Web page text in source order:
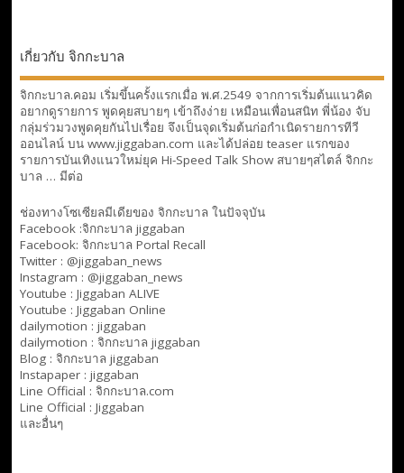
เกี่ยวกับ จิกกะบาล
จิกกะบาล.คอม เริ่มขึ้นครั้งแรกเมื่อ พ.ศ.2549 จากการเริ่มต้นแนวคิด
อยากดูรายการ พูดคุยสบายๆ เข้าถึงง่าย เหมือนเพื่อนสนิท พี่น้อง จับ
กลุ่มร่วมวงพูดคุยกันไปเรื่อย จึงเป็นจุดเริ่มต้นก่อกำเนิดรายการทีวี
ออนไลน์ บน www.jiggaban.com และได้ปล่อย teaser แรกของ
รายการบันเทิงแนวใหม่ยุค Hi-Speed Talk Show สบายๆสไตล์ จิกกะ
บาล … มีต่อ
ช่องทางโซเซียลมีเดียของ จิกกะบาล ในปัจจุบัน
Facebook :จิกกะบาล jiggaban
Facebook: จิกกะบาล Portal Recall
Twitter : @jiggaban_news
Instagram : @jiggaban_news
Youtube : Jiggaban ALIVE
Youtube : Jiggaban Online
dailymotion : jiggaban
dailymotion : จิกกะบาล jiggaban
Blog : จิกกะบาล jiggaban
Instapaper : jiggaban
Line Official : จิกกะบาล.com
Line Official : Jiggaban
และอื่นๆ